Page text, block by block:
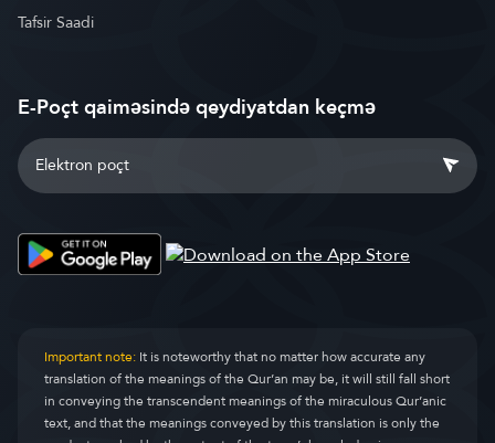
Tafsir Saadi
E-Poçt qaiməsində qeydiyatdan keçmə
Important note:It is noteworthy that no matter how accurate any
translation of the meanings of the Qur’an may be, it will still fall short
in conveying the transcendent meanings of the miraculous Qur’anic
text, and that the meanings conveyed by this translation is only the